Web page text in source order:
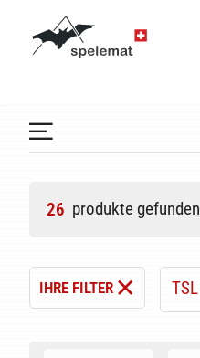
BATCode
26 produkte gefunden
IHRE FILTER TSL